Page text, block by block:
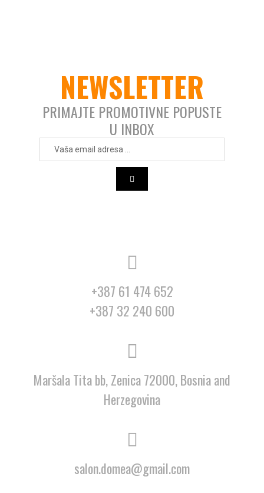
NEWSLETTER
PRIMAJTE PROMOTIVNE POPUSTE
U INBOX
+387 61 474 652
+387 32 240 600
Maršala Tita bb, Zenica 72000, Bosnia and
Herzegovina
salon.domea@gmail.com